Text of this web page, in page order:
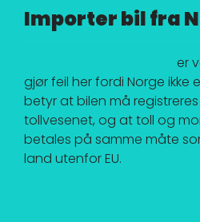
Importer bil fra
er
gjør feil her fordi Norge ikke
betyr at bilen må
tollvesenet, og at toll og
betales på samme måte
land utenfor EU.